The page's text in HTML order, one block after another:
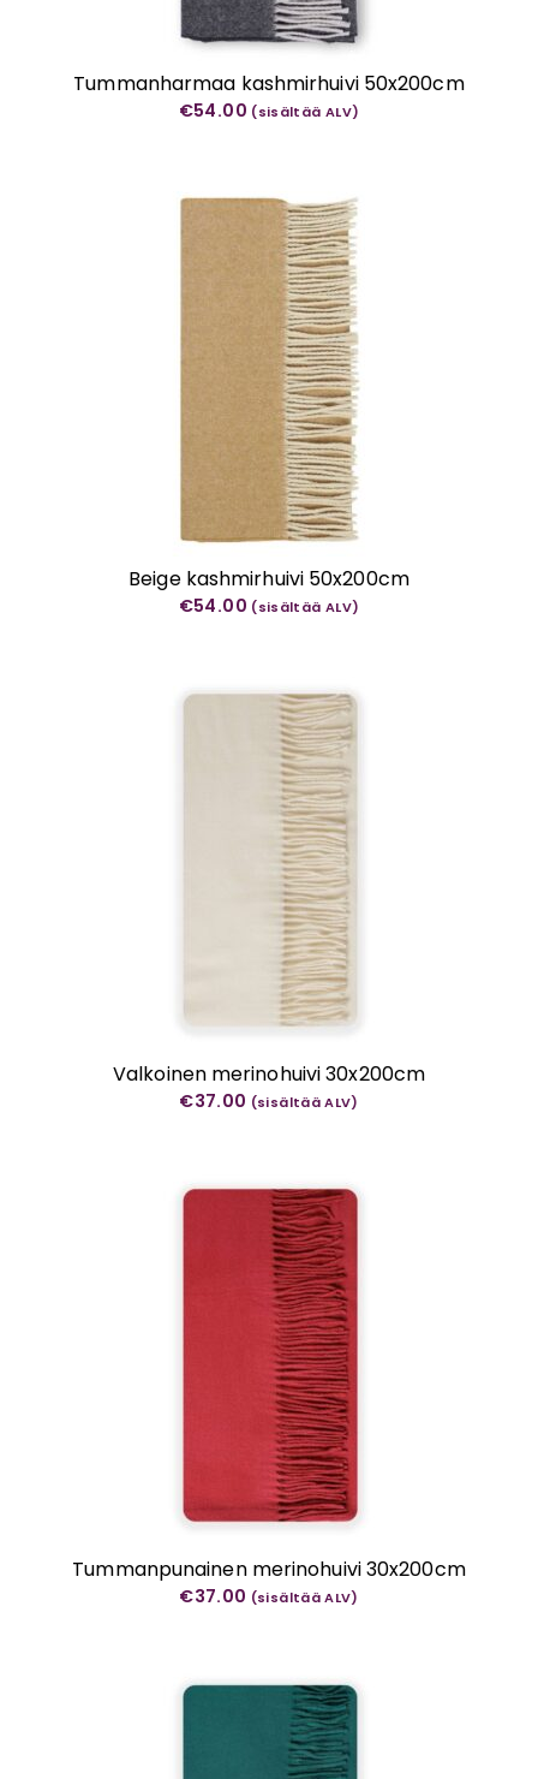
Tummanharmaa kashmirhuivi 50x200cm
€54.00 (sisältää ALV)
Beige kashmirhuivi 50x200cm
€54.00 (sisältää ALV)
Valkoinen merinohuivi 30x200cm
€37.00 (sisältää ALV)
Tummanpunainen merinohuivi 30x200cm
€37.00 (sisältää ALV)